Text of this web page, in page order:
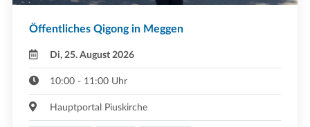
Öffentliches Qigong in Meggen
Di, 25. August 2026
10:00 - 11:00 Uhr
Hauptportal Piuskirche